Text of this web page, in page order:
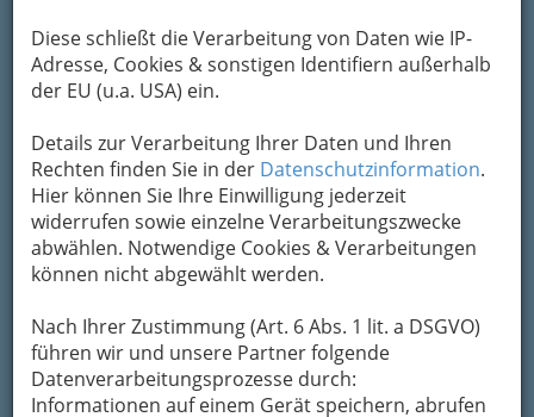
Diese schließt die Verarbeitung von Daten wie IP-
Adresse, Cookies & sonstigen Identifiern außerhalb
der EU (u.a. USA) ein.
Details zur Verarbeitung Ihrer Daten und Ihren
Rechten finden Sie in der Datenschutzinformation.
Hier können Sie Ihre Einwilligung jederzeit
widerrufen sowie einzelne Verarbeitungszwecke
abwählen. Notwendige Cookies & Verarbeitungen
können nicht abgewählt werden.
Nach Ihrer Zustimmung (Art. 6 Abs. 1 lit. a DSGVO)
führen wir und unsere Partner folgende
Datenverarbeitungsprozesse durch:
Informationen auf einem Gerät speichern, abrufen
Lokale für Gourmets im
"Reiseführer für Genießer"
Begehrt sind die Auszeichnungen, die der
»Reiseführer für Genießer«
von Punktenund Kochmützen vergibt -
gefürchtet die stets ausführlichen Kritiken mit
ihren scharf geschliffenen Randbemerkungen,
die denGault Millau nicht nur zu einem